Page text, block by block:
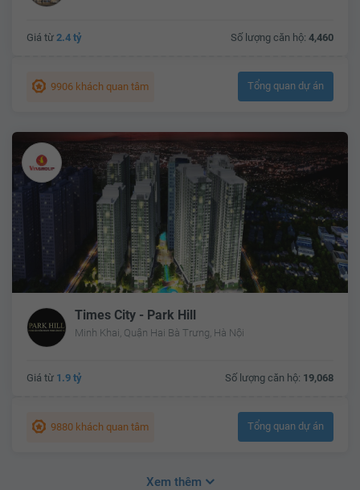
Giá từ 2.4 tỷ Số lượng căn hộ: 4,460
9906 khách quan tâm Tổng quan dự án
Times City - Park Hill
Minh Khai, Quận Hai Bà Trưng, Hà Nội
Giá từ 1.9 tỷ Số lượng căn hộ: 19,068
9880 khách quan tâm Tổng quan dự án
Xem thêm